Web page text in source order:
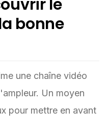
le
bonne
une chaîne vidéo
Un moyen
pour mettre en avant